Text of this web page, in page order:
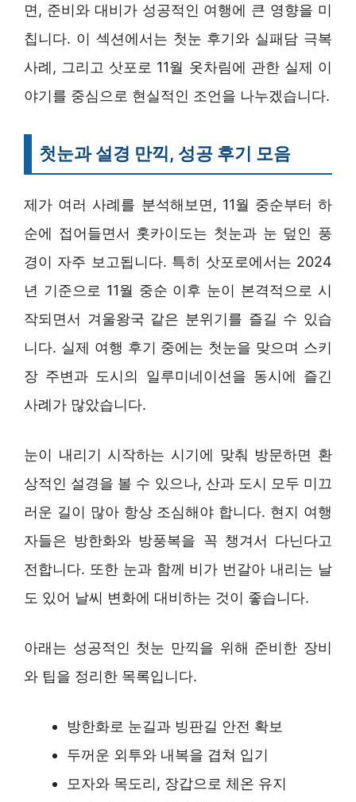
면, 준비와 대비가 성공적인 여행에 큰 영향을 미
칩니다. 이 섹션에서는 첫눈 후기와 실패담 극복
사례, 그리고 삿포로 11월 옷차림에 관한 실제 이
야기를 중심으로 현실적인 조언을 나누겠습니다.
첫눈과 설경 만끽, 성공 후기 모음
제가 여러 사례를 분석해보면, 11월 중순부터 하
순에 접어들면서 홋카이도는 첫눈과 눈 덮인 풍
경이 자주 보고됩니다. 특히 삿포로에서는 2024
년 기준으로 11월 중순 이후 눈이 본격적으로 시
작되면서 겨울왕국 같은 분위기를 즐길 수 있습
니다. 실제 여행 후기 중에는 첫눈을 맞으며 스키
장 주변과 도시의 일루미네이션을 동시에 즐긴
사례가 많았습니다.
눈이 내리기 시작하는 시기에 맞춰 방문하면 환
상적인 설경을 볼 수 있으나, 산과 도시 모두 미끄
러운 길이 많아 항상 조심해야 합니다. 현지 여행
자들은 방한화와 방풍복을 꼭 챙겨서 다닌다고
전합니다. 또한 눈과 함께 비가 번갈아 내리는 날
도 있어 날씨 변화에 대비하는 것이 좋습니다.
아래는 성공적인 첫눈 만끽을 위해 준비한 장비
와 팁을 정리한 목록입니다.
방한화로 눈길과 빙판길 안전 확보
두꺼운 외투와 내복을 겹쳐 입기
모자와 목도리, 장갑으로 체온 유지